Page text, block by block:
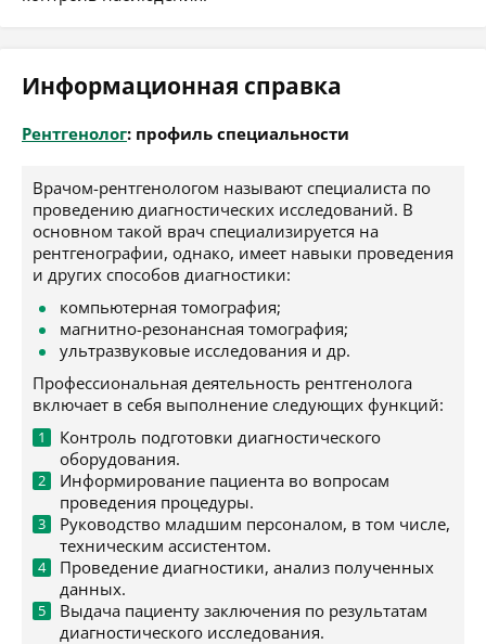
Информационная справка
Рентгенолог: профиль специальности
Врачом-рентгенологом называют специалиста по
проведению диагностических исследований. В
основном такой врач специализируется на
рентгенографии, однако, имеет навыки проведения
и других способов диагностики:
компьютерная томография;
магнитно-резонансная томография;
ультразвуковые исследования и др.
Профессиональная деятельность рентгенолога
включает в себя выполнение следующих функций:
Контроль подготовки диагностического
оборудования.
Информирование пациента во вопросам
проведения процедуры.
Руководство младшим персоналом, в том числе,
техническим ассистентом.
Проведение диагностики, анализ полученных
данных.
Выдача пациенту заключения по результатам
диагностического исследования.